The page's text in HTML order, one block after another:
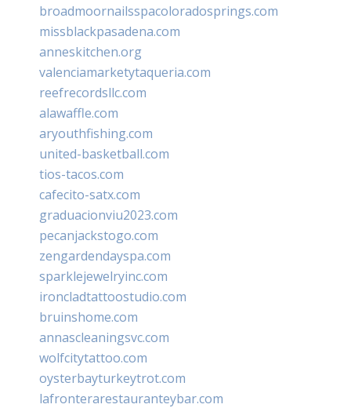
broadmoornailsspacoloradosprings.com
missblackpasadena.com
anneskitchen.org
valenciamarketytaqueria.com
reefrecordsllc.com
alawaffle.com
aryouthfishing.com
united-basketball.com
tios-tacos.com
cafecito-satx.com
graduacionviu2023.com
pecanjackstogo.com
zengardendayspa.com
sparklejewelryinc.com
ironcladtattoostudio.com
bruinshome.com
annascleaningsvc.com
wolfcitytattoo.com
oysterbayturkeytrot.com
lafronterarestauranteybar.com